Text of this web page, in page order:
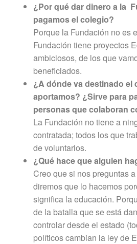
¿Por qué dar dinero a la
pagamos el colegio?
Porque la Fundación no es
Fundación tiene proyectos
ambiciosos, de los que
beneficiados.
¿A dónde va destinado el
aportamos? ¿Sirve para
personas que colaboran
La Fundación no tiene a
contratada; todos los que
de voluntarios.
¿Qué hace que alguien
Creo que si nos preguntas
diremos que lo hacemos
significa la educación.
de la batalla que se está
controlar desde el estado
políticos cambian la ley de